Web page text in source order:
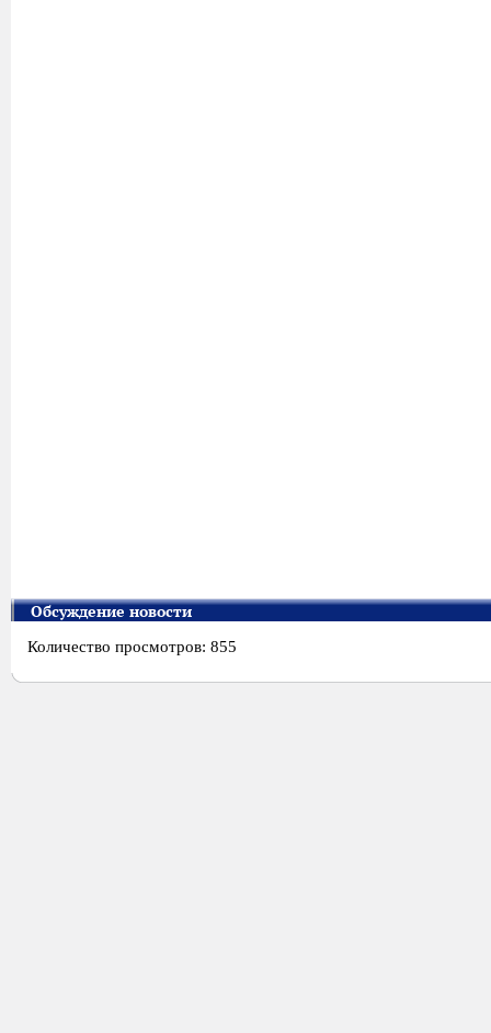
Обсуждение новости
Количество просмотров: 855